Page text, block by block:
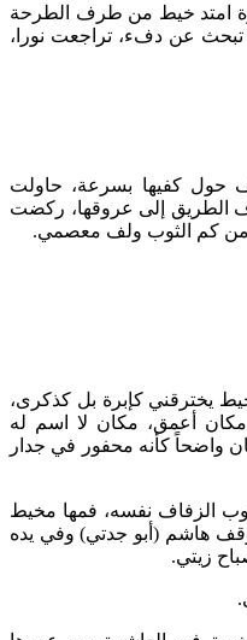
امتد خيط من طرف الطرحة
تبحث عن دفء، تراجعت نورا،
حول كفيها بسرعة، حاولت
الطريق إلى عروقها، ركضت
من كم الثوب ولف معصمي.
يخترقني كإبرة بل كذكرى،
أعمق، مكان لا اسم له
واضحاً كأنه محفور في جدار
الزفاف نفسه، فمها مخيط
وقف هاشم (أبو جدتي) وفي يده
زيتي.